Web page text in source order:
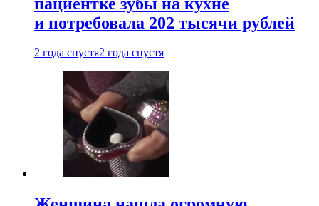
и потребовала 202 тысячи рублей
2 года спустя2 года спустя